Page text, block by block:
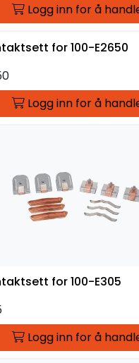
Logg inn for å
for 100-E2650
Logg inn for å
for 100-E305
Logg inn for å